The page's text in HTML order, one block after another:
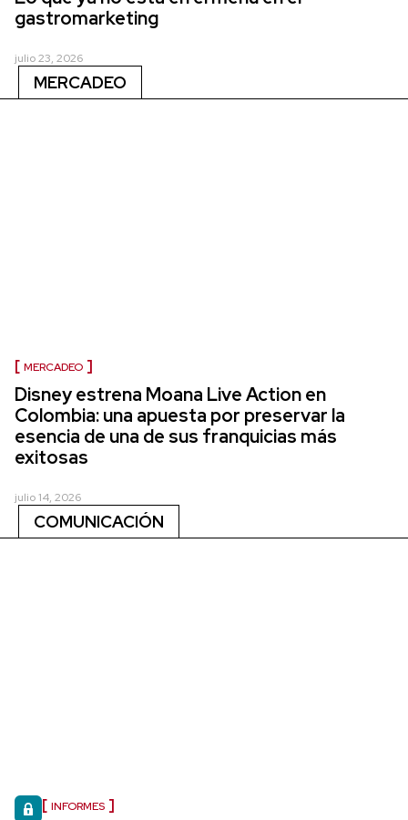
gastromarketing
julio 23, 2026
MERCADEO
MERCADEO
Disney estrena Moana Live Action en
Colombia: una apuesta por preservar la
esencia de una de sus franquicias más
exitosas
julio 14, 2026
COMUNICACIÓN
INFORMES